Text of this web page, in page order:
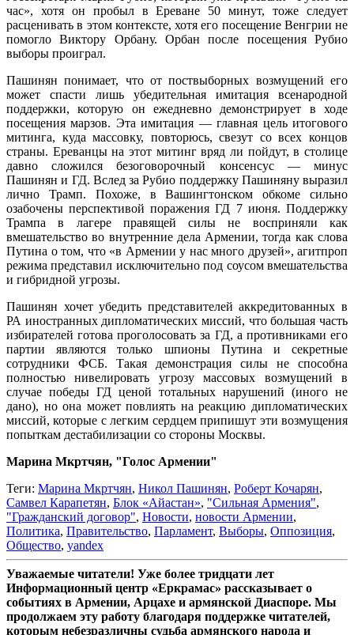
час», хотя он пробыл в Ереване 50 минут, тоже следует
расценивать в этом контексте, хотя его посещение Венгрии не
помогло Виктору Орбану. Орбан после посещения Рубио
выборы проиграл.
Пашинян понимает, что от поствыборных возмущений его
может спасти лишь убедительная имитация всенародной
поддержки, которую он ежедневно демонстрирует в ходе
посещения марзов. Эта имитация — главная цель итогового
митинга, куда массовку, повторюсь, свезут со всех концов
страны. Ереванцы на этот митинг вряд ли пойдут, в столице
давно сложился безоговорочный консенсус — минус
Пашинян и ГД. Вслед за Рубио поддержку Пашиняну выразил
лично Трамп. Похоже, в Вашингтонском обкоме сильно
озабочены перспективой поражения ГД 7 июня. Поддержку
Трампа в лагере правящей силы не восприняли как
вмешательство во внутренние дела Армении, тогда как слова
Путина о том, что «в Армении у нас много друзей», агитпроп
режима представил исключительно под соусом вмешательства
и гибридной угрозы.
Пашинян хочет убедить представителей аккредитованных в
РА иностранных дипломатических миссий, что большая часть
избирателей готова проголосовать за ГД, а противниками его
партии являются только шпионы Путина и секретные
сотрудники ФСБ. Такая демонстрация силы не способна
полностью нивелировать угрозу массовых возмущений в
случае победы ГД ценой тотальных нарушений (иного не
дано), но она может повлиять на реакцию дипломатических
миссий, которые с легким сердцем припишут эти возмущения
попыткам дестабилизации со стороны Москвы.
Марина Мкртчян, "Голос Армении"
Теги: Марина Мкртчян, Никол Пашинян, Роберт Кочарян,
Самвел Карапетян, Блок «Айастан», "Сильная Армения",
"Гражданский договор", Новости, новости Армении,
Политика, Правительство, Парламент, Выборы, Оппозиция,
Общество, yandex
Уважаемые читатели! Уже более тридцати лет
Информационный центр «Еркрамас» рассказывает о
событиях в Армении, Арцахе и армянской Диаспоре. Мы
продолжаем эту работу благодаря поддержке читателей,
которым небезразличны судьба армянского народа и